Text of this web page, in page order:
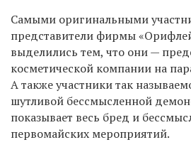
Самыми оригинальными
представители фирмы
выделились тем, что они —
косметической компании на
А также участники так
шутливой бессмысленной
показывает весь бред и
первомайских мероприятий.